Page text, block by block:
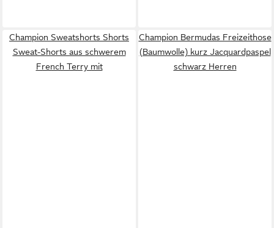
Champion Sweatshorts Shorts
Sweat-Shorts aus schwerem
French Terry mit
Champion Bermudas Freizeithose
(Baumwolle) kurz Jacquardpaspel
schwarz Herren